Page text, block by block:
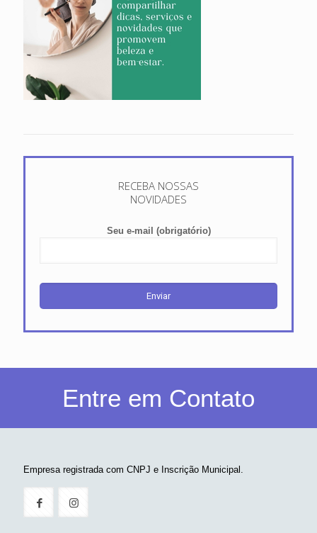
RECEBA NOSSAS
NOVIDADES
Seu e-mail (obrigatório)
Entre em Contato
Empresa registrada com CNPJ e Inscrição Municipal.